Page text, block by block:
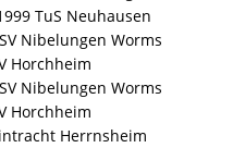
TuS Neuhausen
Nibelungen Worms
Horchheim
Nibelungen Worms
Horchheim
Herrnsheim